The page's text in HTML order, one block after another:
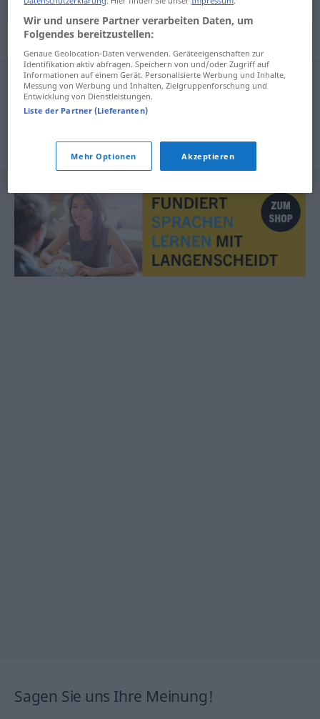
Synonyme für "besagt"
bewusst,derselbe, fraglich,dieser (= vorher erwähnt)
(Hauptform),obig (Papierdeutsch)
© OpenThesaurus.de
Sagen Sie uns Ihre Meinung!
Wir und unsere Partner verarbeiten Daten, um
Folgendes bereitzustellen:
Genaue Geolocation-Daten verwenden. Geräteeigenschaften zur
Identifikation aktiv abfragen. Speichern von und/oder Zugriff auf
Informationen auf einem Gerät. Personalisierte Werbung und Inhalte,
Messung von Werbung und Inhalten, Zielgruppenforschung und
Entwicklung von Dienstleistungen.
Liste der Partner (Lieferanten)
Mehr Optionen Akzeptieren